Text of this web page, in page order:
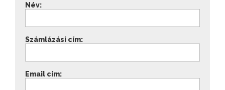
Név:
Számlázási cím:
Email cím: